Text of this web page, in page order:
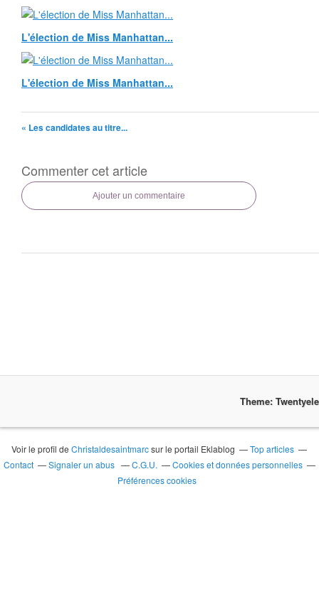
L'élection de Miss Manhattan...
L'élection de Miss Manhattan...
« Les candidates au titre...
Commenter cet article
Ajouter un commentaire
Theme:
Voir le profil deChristaldesaintmarcsur le portail Eklablog
Top articles
Contact
Signaler un abus C.G.U.
Cookies et données personnelles
Préférences cookies